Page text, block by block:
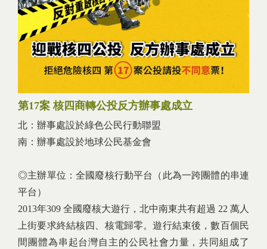
第17案 核四商轉公投反方辦事處成立
北：辦事處設於綠色公民行動聯盟
南：辦事處設於地球公民基金會
◎主辦單位：全國廢核行動平台（此為一跨團體的串連
平台）
2013年309 全國廢核大遊行，北中南東共有超過 22 萬人
上街要求終結核四、核電歸零。遊行結束後，數百個民
間團體為串起台灣自主的公民社會力量，共同組成了